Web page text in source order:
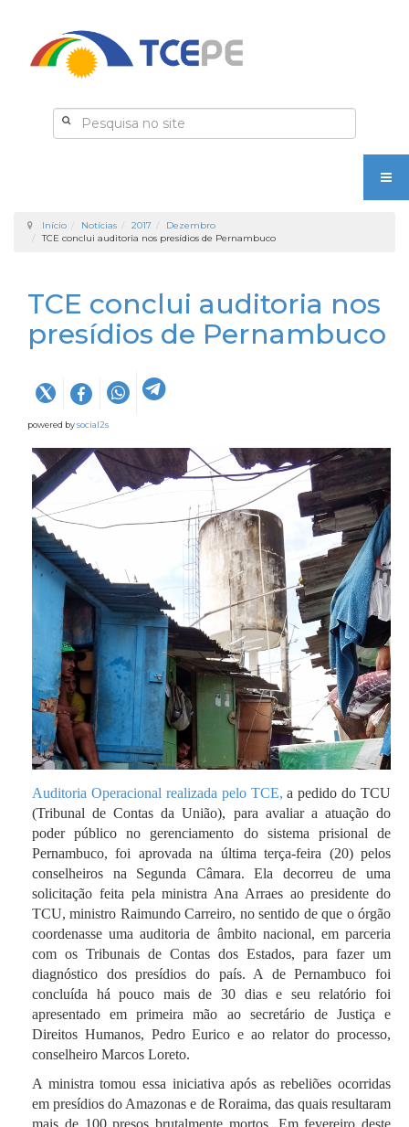
Início Notícias 2017
Dezembro
TCE conclui auditoria nos presídios de Pernambuco
TCE conclui auditoria nos
presídios de Pernambuco
powered bysocial2s
Auditoria Operacional realizada pelo TCE, a pedido do TCU
(Tribunal de Contas da União), para avaliar a atuação do
poder público no gerenciamento do sistema prisional de
Pernambuco, foi aprovada na última terça-feira (20) pelos
conselheiros na Segunda Câmara. Ela decorreu de uma
solicitação feita pela ministra Ana Arraes ao presidente do
TCU, ministro Raimundo Carreiro, no sentido de que o órgão
coordenasse uma auditoria de âmbito nacional, em parceria
com os Tribunais de Contas dos Estados, para fazer um
diagnóstico dos presídios do país. A de Pernambuco foi
concluída há pouco mais de 30 dias e seu relatório foi
apresentado em primeira mão ao secretário de Justiça e
Direitos Humanos, Pedro Eurico e ao relator do processo,
conselheiro Marcos Loreto.
A ministra tomou essa iniciativa após as rebeliões ocorridas
em presídios do Amazonas e de Roraima, das quais resultaram